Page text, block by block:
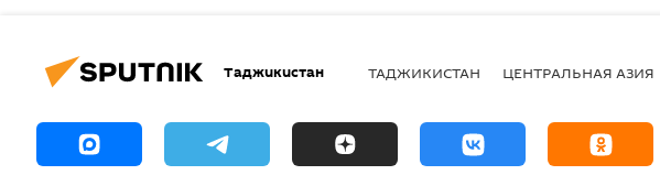
Таджикистан ТАДЖИКИСТАН ЦЕНТРАЛЬНАЯ АЗИЯ